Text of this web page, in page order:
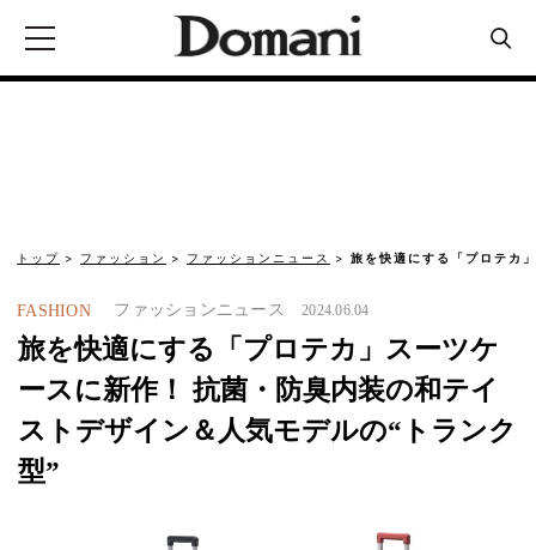
トップ ファッション ファッションニュース 旅を快適にする「プロテカ
FASHION ファッションニュース 2024.06.04
旅を快適にする「プロテカ」スーツケ
ースに新作！ 抗菌・防臭内装の和テイ
ストデザイン＆人気モデルの“トランク
型”